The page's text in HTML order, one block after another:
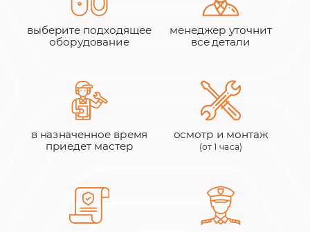
выберите подходящее
оборудование
менеджер уточнит
все детали
в назначенное время
приедет мастер
осмотр и монтаж
(от 1 часа)